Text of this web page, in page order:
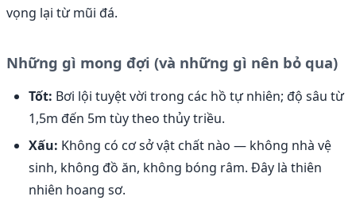
vọng lại từ mũi đá.
Những gì mong đợi (và những gì nên bỏ qua)
Tốt: Bơi lội tuyệt vời trong các hồ tự nhiên; độ sâu từ
1,5m đến 5m tùy theo thủy triều.
Xấu: Không có cơ sở vật chất nào — không nhà vệ
sinh, không đồ ăn, không bóng râm. Đây là thiên
nhiên hoang sơ.